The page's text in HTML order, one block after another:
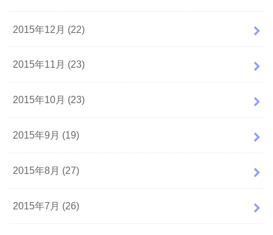
2015年12月 (22)
2015年11月 (23)
2015年10月 (23)
2015年9月 (19)
2015年8月 (27)
2015年7月 (26)